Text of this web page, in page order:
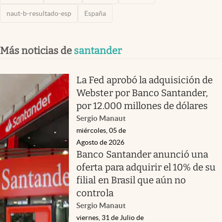
naut-b-resultado-esp España
Más noticias de santander
La Fed aprobó la adquisición de
Webster por Banco Santander,
por 12.000 millones de dólares
Sergio Manaut
miércoles, 05 de
Agosto de 2026
Banco Santander anunció una
oferta para adquirir el 10% de su
filial en Brasil que aún no
controla
Sergio Manaut
viernes, 31 de Julio de